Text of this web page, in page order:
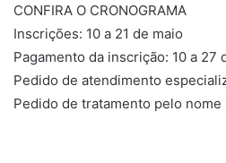
CONFIRA O CRONOGRAMA
Inscrições: 10 a 21 de maio
Pagamento da inscrição: 10 a 27
Pedido de atendimento
Pedido de tratamento pelo